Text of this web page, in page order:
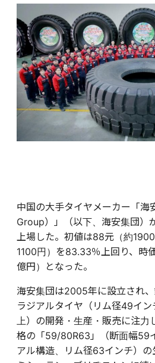
中国の大手タイヤメーカー「
Group）」（以下、海安集団）
上場した。初値は88元（約
1100円）を83.33％上回り、時
億円）となった。
海安集団は2005年に設立され
ラジアルタイヤ（リム径49イ
上）の開発・生産・販売に注
格の「59/80R63」（断面幅59
アル構造、リム径63インチ）の